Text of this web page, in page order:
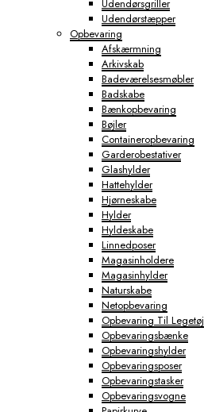
Udendørsgriller
Udendørstæpper
Opbevaring
Afskærmning
Arkivskab
Badeværelsesmøbler
Badskabe
Bænkopbevaring
Bøjler
Containeropbevaring
Garderobestativer
Glashylder
Hattehylder
Hjørneskabe
Hylder
Hyldeskabe
Linnedposer
Magasinholdere
Magasinhylder
Naturskabe
Netopbevaring
Opbevaring Til Legetøj
Opbevaringsbænke
Opbevaringshylder
Opbevaringsposer
Opbevaringstasker
Opbevaringsvogne